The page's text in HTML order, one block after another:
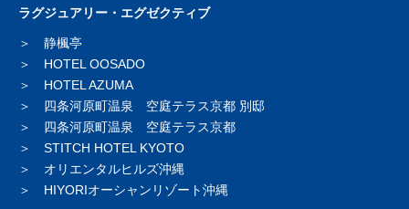
ラグジュアリー・エグゼクティブ
静楓亭
HOTEL OOSADO
HOTEL AZUMA
四条河原町温泉 空庭テラス京都 別邸
四条河原町温泉 空庭テラス京都
STITCH HOTEL KYOTO
オリエンタルヒルズ沖縄
HIYORIオーシャンリゾート沖縄